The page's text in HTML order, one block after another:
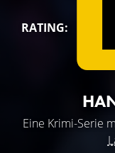
RATING:
Eine Krimi-Serie